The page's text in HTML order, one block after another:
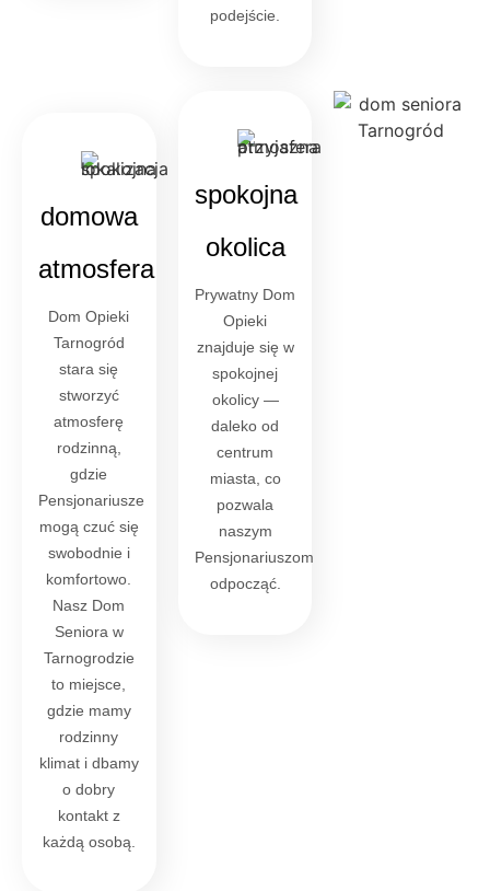
podejście.
domowa
atmosfera
Dom Opieki
Tarnogród
stara się
stworzyć
atmosferę
rodzinną,
gdzie
Pensjonariusze
mogą czuć się
swobodnie i
komfortowo.
Nasz Dom
Seniora w
Tarnogrodzie
to miejsce,
gdzie mamy
rodzinny
klimat i dbamy
o dobry
kontakt z
każdą osobą.
spokojna
okolica
Prywatny Dom
Opieki
znajduje się w
spokojnej
okolicy —
daleko od
centrum
miasta, co
pozwala
naszym
Pensjonariuszom
odpocząć.